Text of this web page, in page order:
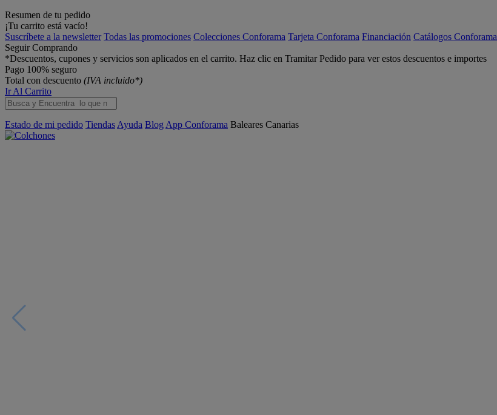
Resumen de tu pedido
¡Tu carrito está vacío!
Suscríbete a la newsletter Todas las promociones Colecciones Conforama Tarjeta Conforama Financiación Catálogos Conforama
Seguir Comprando
*Descuentos, cupones y servicios son aplicados en el carrito. Haz clic en Tramitar Pedido para ver estos descuentos e importes
Pago 100% seguro
Total con descuento (IVA incluido*)
Ir Al Carrito
Estado de mi pedido Tiendas Ayuda Blog App Conforama Baleares Canarias